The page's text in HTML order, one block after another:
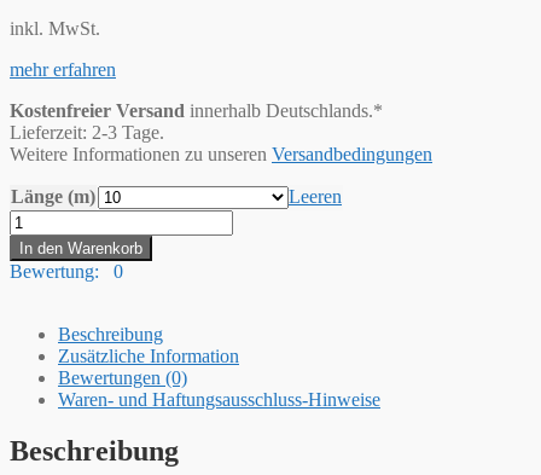
inkl. MwSt.
mehr erfahren
Kostenfreier Versand innerhalb Deutschlands.*
Lieferzeit: 2-3 Tage.
Weitere Informationen zu unseren Versandbedingungen
Länge (m)
Leeren
Hummelt®
Expanderseil
Gummiseil
8mm
Menge
In den Warenkorb
Bewertung: 0
Beschreibung
Zusätzliche Information
Bewertungen (0)
Waren- und Haftungsausschluss-Hinweise
Beschreibung